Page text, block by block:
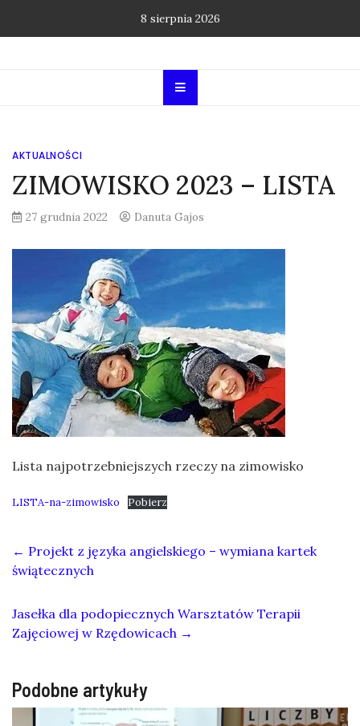
8 sierpnia 2026
AKTUALNOŚCI
ZIMOWISKO 2023 – LISTA
27 grudnia 2022 Danuta Gajos
Lista najpotrzebniejszych rzeczy na zimowisko
LISTA-na-zimowisko Pobierz
← Projekt z języka angielskiego – wymiana kartek
świątecznych
Jasełka dla podopiecznych Warsztatów Terapii
Zajęciowej w Rzędowicach →
Podobne artykuły